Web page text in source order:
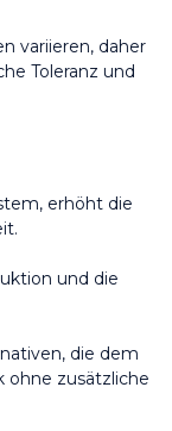
variieren, daher
Toleranz und
erhöht die
und die
die dem
ohne zusätzliche